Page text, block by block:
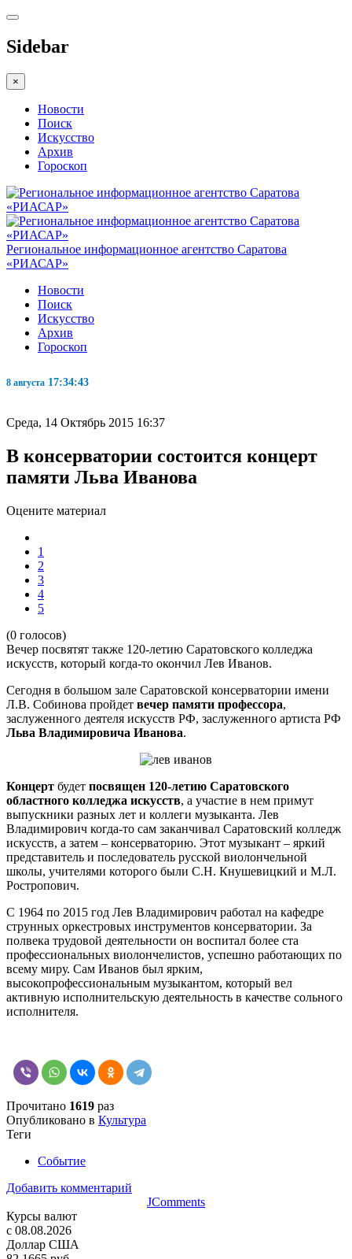
Sidebar
×
Новости
Поиск
Искусство
Архив
Гороскоп
Региональное информационное агентство Саратова
«РИАСАР»
Новости
Поиск
Искусство
Архив
Гороскоп
8 августа 17:34:44
Среда, 14 Октябрь 2015 16:37
В консерватории состоится концерт
памяти Льва Иванова
Оцените материал
1
2
3
4
5
(0 голосов)
Вечер посвятят также 120-летию Саратовского колледжа
искусств, который когда-то окончил Лев Иванов.
Сегодня в большом зале Саратовской консерватории имени
Л.В. Собинова пройдет вечер памяти профессора,
заслуженного деятеля искусств РФ, заслуженного артиста РФ
Льва Владимировича Иванова.
Концерт будет посвящен 120-летию Саратовского
областного колледжа искусств, а участие в нем примут
выпускники разных лет и коллеги музыканта. Лев
Владимирович когда-то сам заканчивал Саратовский колледж
искусств, а затем – консерваторию. Этот музыкант – яркий
представитель и последователь русской виолончельной
школы, учителями которого были С.Н. Кнушевицкий и М.Л.
Ростропович.
С 1964 по 2015 год Лев Владимирович работал на кафедре
струнных оркестровых инструментов консерватории. За
полвека трудовой деятельности он воспитал более ста
профессиональных виолончелистов, успешно работающих по
всему миру. Сам Иванов был ярким,
высокопрофессиональным музыкантом, который вел
активную исполнительскую деятельность в качестве сольного
исполнителя.
Прочитано 1619 раз
Опубликовано в Культура
Теги
Событие
Добавить комментарий
JComments
Курсы валют
c 08.08.2026
Доллар США